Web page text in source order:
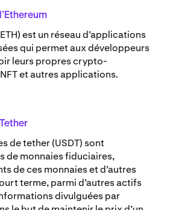
est un réseau d’applications
qui permet aux développeurs
leurs propres crypto-
et autres applications.
de tether (USDT) sont
de monnaies fiduciaires,
de ces monnaies et d’autres
terme, parmi d’autres actifs
divulguées par